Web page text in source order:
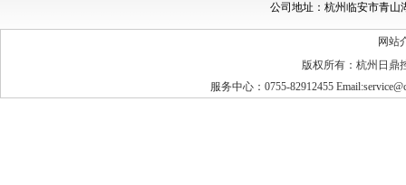
公司地址：杭州临安市青山
网站
版权所有：杭州日
服务中心：0755-82912455